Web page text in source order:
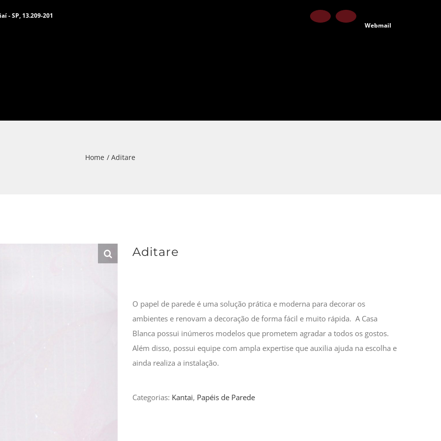
- SP, 13.209-201 FacebookInstagram
Webmail
Home Aditare
Aditare
O papel de parede é uma solução prática e moderna para decorar os
ambientes e renovam a decoração de forma fácil e muito rápida. A Casa
Blanca possui inúmeros modelos que prometem agradar a todos os gostos.
Além disso, possui equipe com ampla expertise que auxilia ajuda na escolha e
ainda realiza a instalação.
Categorias: Kantai, Papéis de Parede